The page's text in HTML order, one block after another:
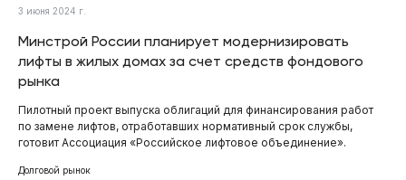
3 июня 2024 г.
Минстрой России планирует модернизировать
лифты в жилых домах за счет средств фондового
рынка
Пилотный проект выпуска облигаций для финансирования работ
по замене лифтов, отработавших нормативный срок службы,
готовит Ассоциация «Российское лифтовое объединение».
Долговой рынок